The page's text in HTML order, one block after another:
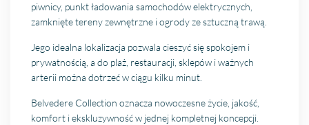
piwnicy, punkt ładowania samochodów elektrycznych,
zamknięte tereny zewnętrzne i ogrody ze sztuczną trawą.
Jego idealna lokalizacja pozwala cieszyć się spokojem i
prywatnością, a do plaż, restauracji, sklepów i ważnych
arterii można dotrzeć w ciągu kilku minut.
Belvedere Collection oznacza nowoczesne życie, jakość,
komfort i ekskluzywność w jednej kompletnej koncepcji.